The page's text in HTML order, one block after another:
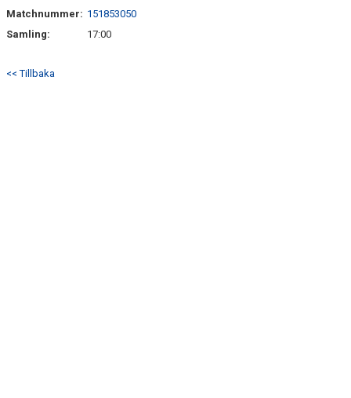
Matchnummer: 151853050
Samling:
17:00
<< Tillbaka